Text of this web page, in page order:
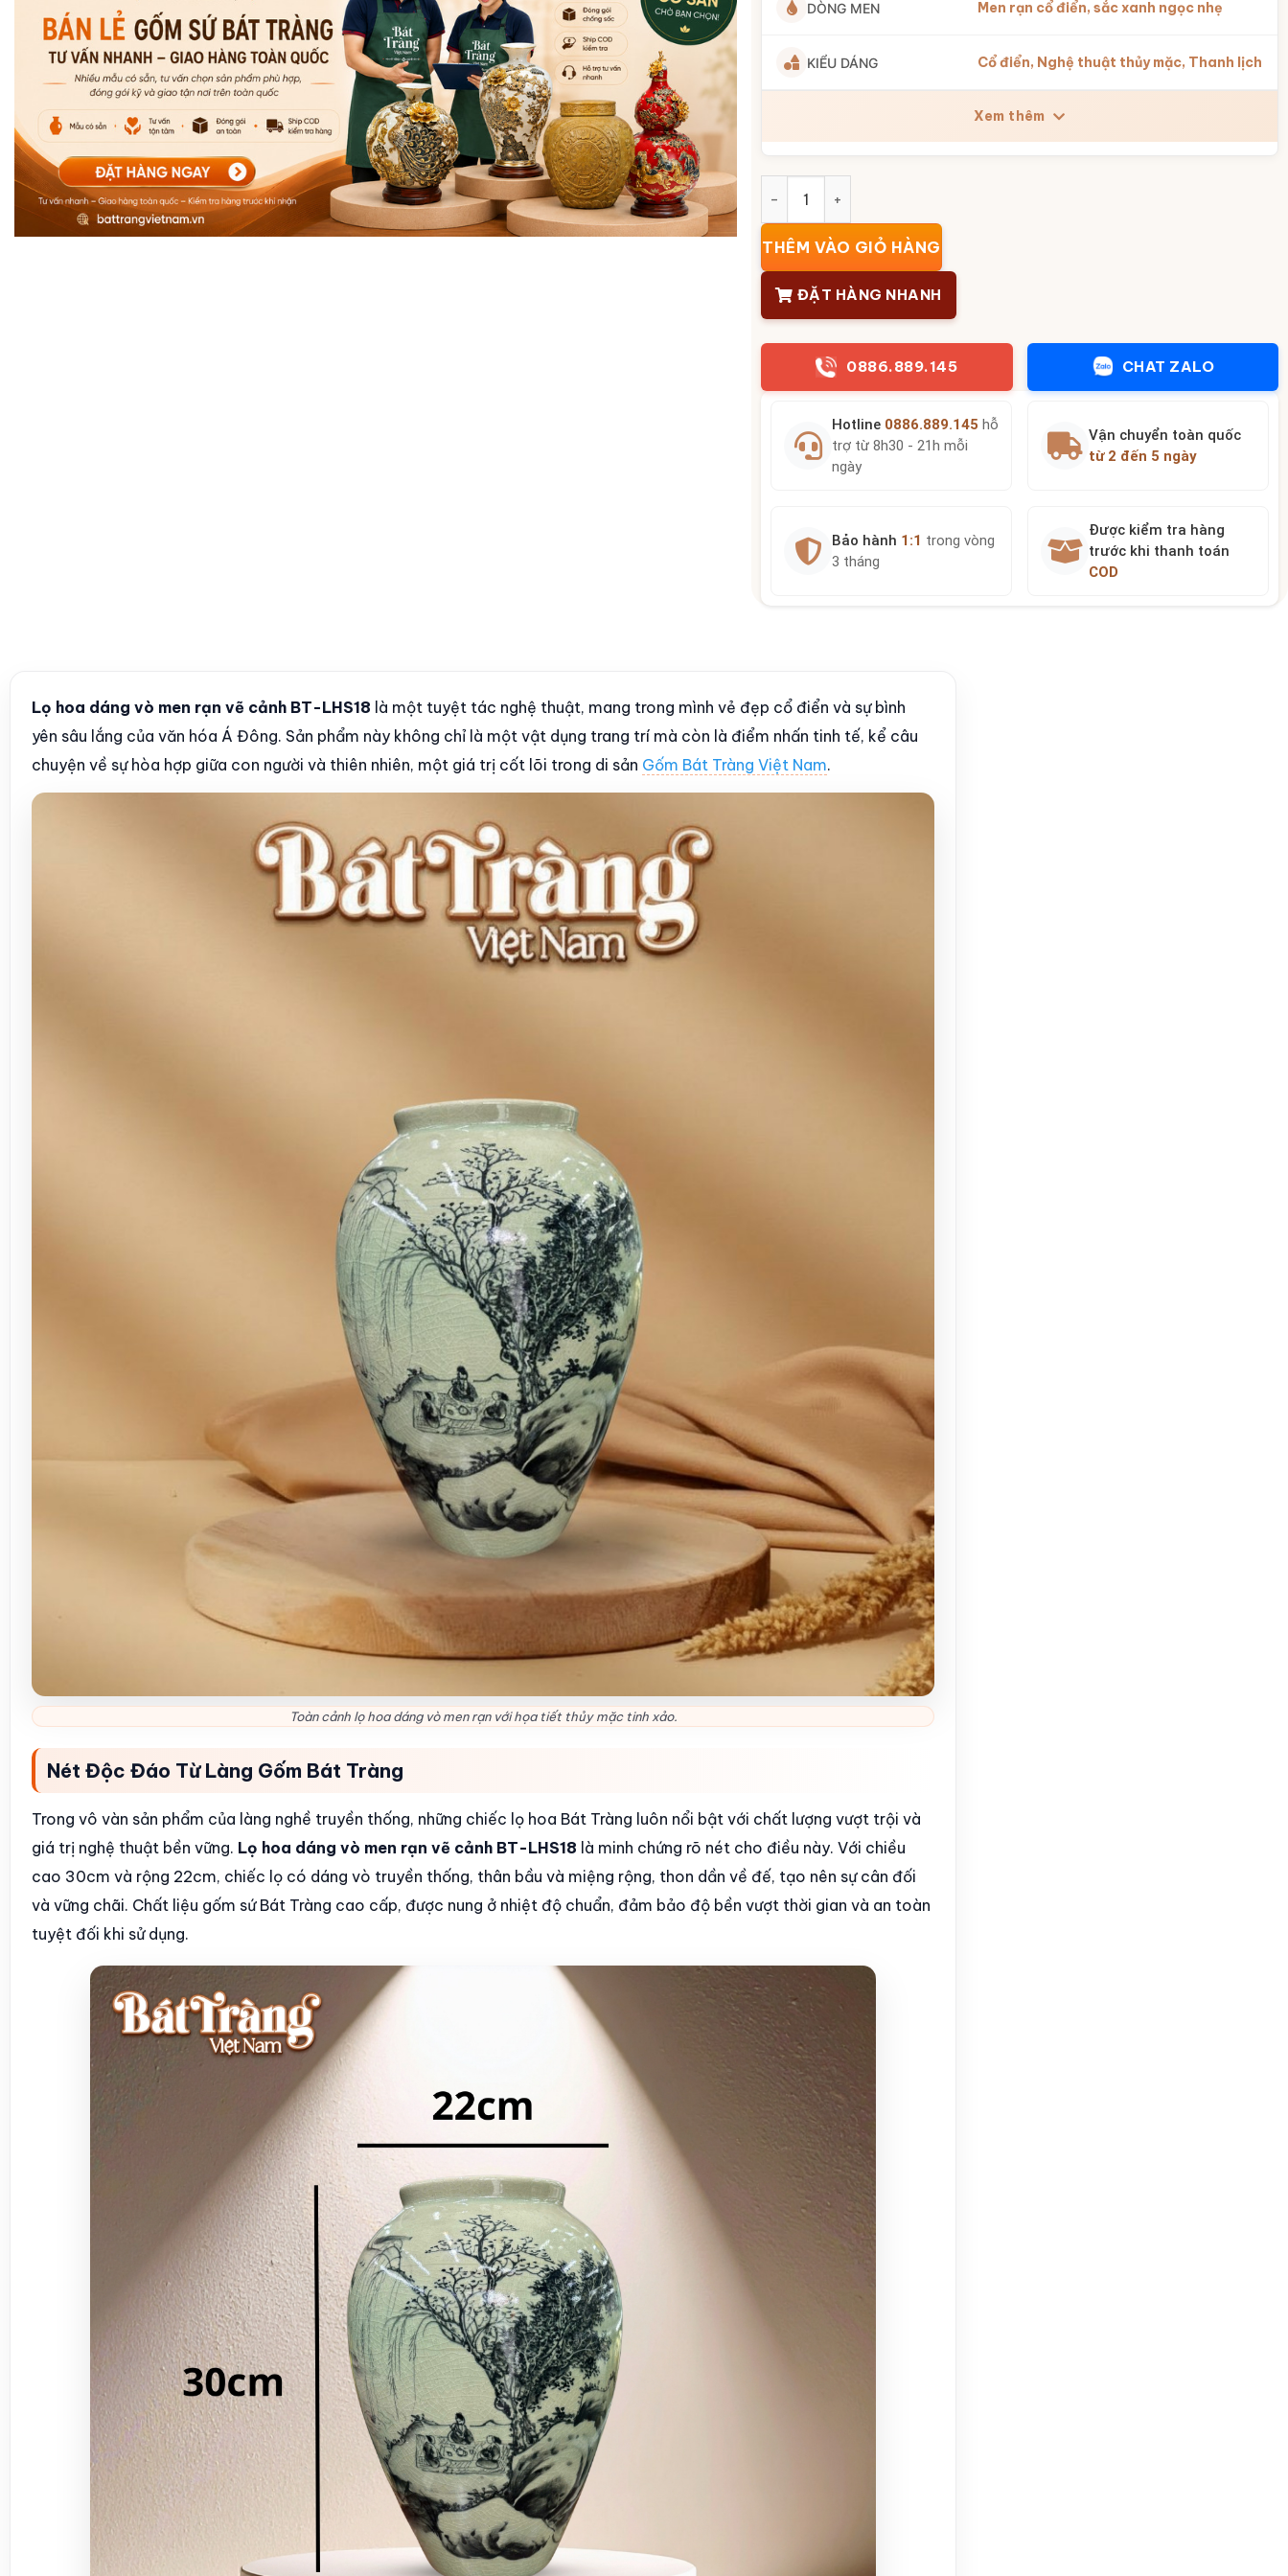
DÒNG MEN Men rạn cổ điển, sắc xanh ngọc nhẹ
KIỂU DÁNG Cổ điển, Nghệ thuật thủy mặc, Thanh lịch
Xem thêm
THÊM VÀO GIỎ HÀNG
ĐẶT HÀNG NHANH
0886.889.145 CHAT ZALO
Hotline 0886.889.145 hỗ
trợ từ 8h30 - 21h mỗi
ngày
Vận chuyển toàn quốc
từ 2 đến 5 ngày
Bảo hành 1:1 trong vòng
3 tháng
Được kiểm tra hàng
trước khi thanh toán
COD
Lọ hoa dáng vò men rạn vẽ cảnh BT-LHS18 là một tuyệt tác nghệ thuật, mang trong mình vẻ đẹp cổ điển và sự bình
yên sâu lắng của văn hóa Á Đông. Sản phẩm này không chỉ là một vật dụng trang trí mà còn là điểm nhấn tinh tế, kể câu
chuyện về sự hòa hợp giữa con người và thiên nhiên, một giá trị cốt lõi trong di sản Gốm Bát Tràng Việt Nam.
Toàn cảnh lọ hoa dáng vò men rạn với họa tiết thủy mặc tinh xảo.
Nét Độc Đáo Từ Làng Gốm Bát Tràng
Trong vô vàn sản phẩm của làng nghề truyền thống, những chiếc lọ hoa Bát Tràng luôn nổi bật với chất lượng vượt trội và
giá trị nghệ thuật bền vững. Lọ hoa dáng vò men rạn vẽ cảnh BT-LHS18 là minh chứng rõ nét cho điều này. Với chiều
cao 30cm và rộng 22cm, chiếc lọ có dáng vò truyền thống, thân bầu và miệng rộng, thon dần về đế, tạo nên sự cân đối
và vững chãi. Chất liệu gốm sứ Bát Tràng cao cấp, được nung ở nhiệt độ chuẩn, đảm bảo độ bền vượt thời gian và an toàn
tuyệt đối khi sử dụng.